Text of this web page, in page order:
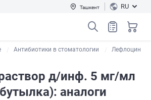
Ташкент RU
Антибиотики в стоматологии Лефлоцин
д/инф. 5 мг/мл
аналоги